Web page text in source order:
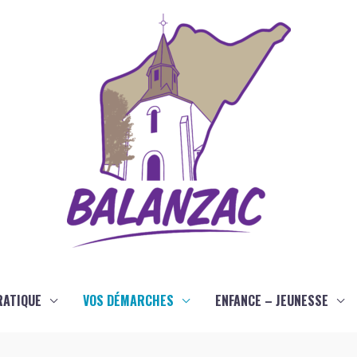
VOS DÉMARCHES ENFANCE – JEUNESSE